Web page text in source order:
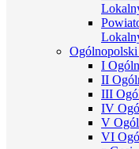
I
II
III
IV
V
VI